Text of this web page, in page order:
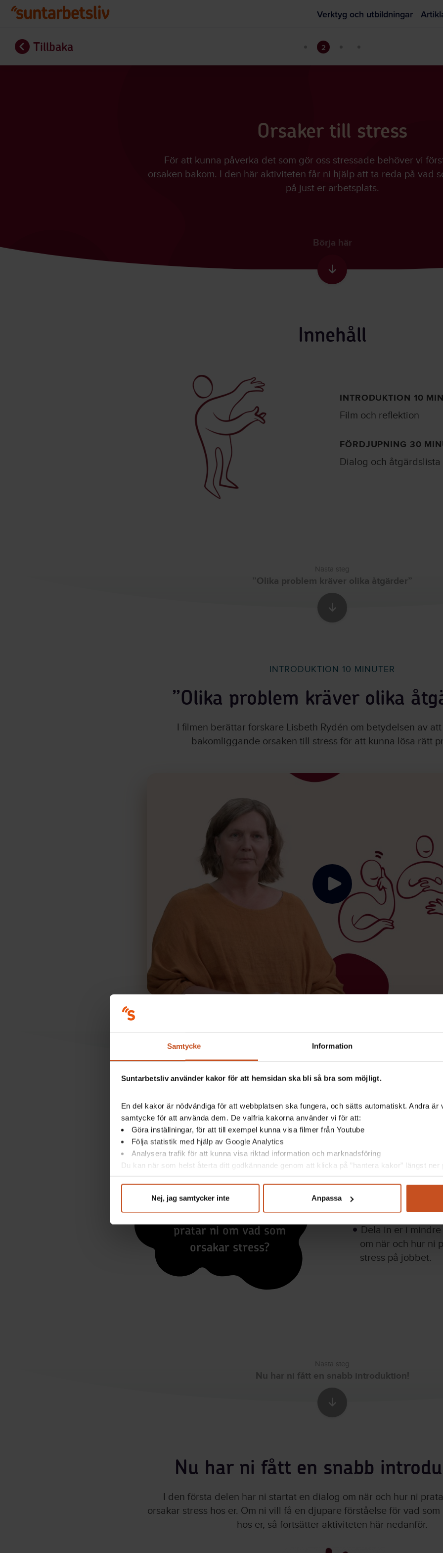
Samtycke Information
Suntarbetsliv använder kakor för att hemsidan ska bli så bra som möjligt.
En del kakor är nödvändiga för att webbplatsen ska fungera, och sätts automatiskt. Andra är
samtycke för att använda dem. De valfria kakorna använder vi för att:
Göra inställningar, för att till exempel kunna visa filmer från Youtube
Följa statistik med hjälp av Google Analytics
Analysera trafik för att kunna visa riktad information och marknadsföring
Du kan när som helst återta ditt godkännande genom att klicka på ”hantera kakor” längst ner
integritet@suntarbetsliv.se.
Nej, jag samtycker inte Anpassa
Verktyg och utbildningar
Tillbaka
Tillbaka 2
Orsaker till stress
För att kunna påverka det som gör oss stressade behöver vi
orsaken bakom. I den här aktiviteten får ni hjälp att ta reda på vad
på just er arbetsplats.
Börja här
Innehåll
INTRODUKTION 10
Film och reflektion
FÖRDJUPNING 30
Dialog och åtgärdslista
Nästa steg
”Olika problem kräver olika åtgärder”
INTRODUKTION 10 MINUTER
”Olika problem kräver olika
I filmen berättar forskare Lisbeth Rydén om betydelsen av
bakomliggande orsaken till stress för att kunna lösa rätt
Reflektera tillsammans
I vilka sammanhang
pratar ni om vad som
orsakar stress?
GÖR SÅ HÄR
Dela in er i
om när och hur ni
stress på jobbet.
Nästa steg
Nu har ni fått en snabb introduktion!
Nu har ni fått en snabb
I den första delen har ni startat en dialog om när och hur ni
orsakar stress hos er. Om ni vill få en djupare förståelse för vad som
hos er, så fortsätter aktiviteten här nedanför.